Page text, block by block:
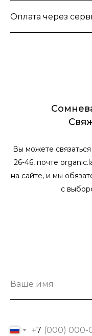
Оплата через
Вы можете
26-46, почте
на сайте, и мы
с
Ваше имя
+7